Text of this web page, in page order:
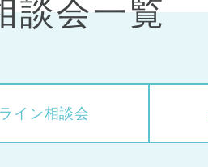
談会一覧
イン相談会